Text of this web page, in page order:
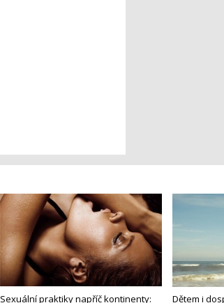
Sexuální praktiky napříč kontinenty: Dětem i